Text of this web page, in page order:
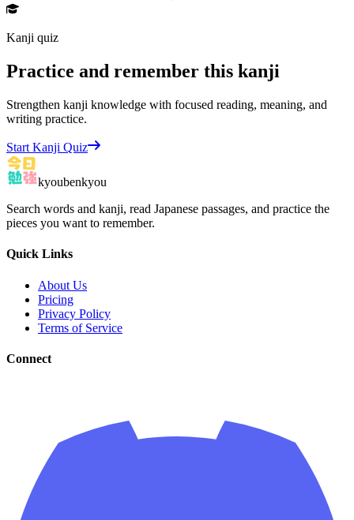
Kanji quiz
Practice and remember this kanji
Strengthen kanji knowledge with focused reading, meaning, and
writing practice.
Start Kanji Quiz
kyoubenkyou
Search words and kanji, read Japanese passages, and practice the
pieces you want to remember.
Quick Links
About Us
Pricing
Privacy Policy
Terms of Service
Connect